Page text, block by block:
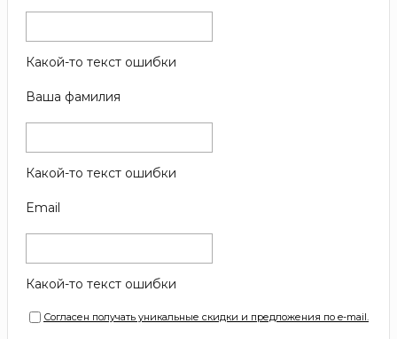
Какой-то текст ошибки
Ваша фамилия
Какой-то текст ошибки
Email
Какой-то текст ошибки
Согласен получать уникальные скидки и предложения по e-mail.